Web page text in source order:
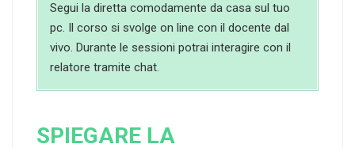
Segui la diretta comodamente da casa sul tuo
pc. Il corso si svolge on line con il docente dal
vivo. Durante le sessioni potrai interagire con il
relatore tramite chat.
SPIEGARE LA